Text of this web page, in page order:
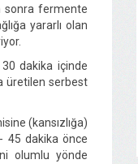
sonra fermente
yararlı olan
dakika içinde
üretilen serbest
(kansızlığa)
45 dakika önce
olumlu yönde